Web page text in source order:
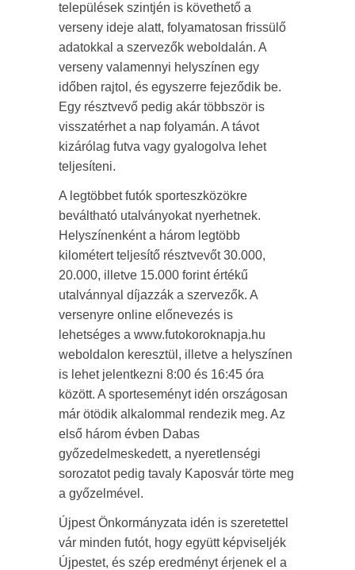
települések szintjén is követhető a
verseny ideje alatt, folyamatosan frissülő
adatokkal a szervezők weboldalán. A
verseny valamennyi helyszínen egy
időben rajtol, és egyszerre fejeződik be.
Egy résztvevő pedig akár többször is
visszatérhet a nap folyamán. A távot
kizárólag futva vagy gyalogolva lehet
teljesíteni.
A legtöbbet futók sporteszközökre
beváltható utalványokat nyerhetnek.
Helyszínenként a három legtöbb
kilométert teljesítő résztvevőt 30.000,
20.000, illetve 15.000 forint értékű
utalvánnyal díjazzák a szervezők. A
versenyre online előnevezés is
lehetséges a www.futokoroknapja.hu
weboldalon keresztül, illetve a helyszínen
is lehet jelentkezni 8:00 és 16:45 óra
között. A sporteseményt idén országosan
már ötödik alkalommal rendezik meg. Az
első három évben Dabas
győzedelmeskedett, a nyeretlenségi
sorozatot pedig tavaly Kaposvár törte meg
a győzelmével.
Újpest Önkormányzata idén is szeretettel
vár minden futót, hogy együtt képviseljék
Újpestet, és szép eredményt érjenek el a